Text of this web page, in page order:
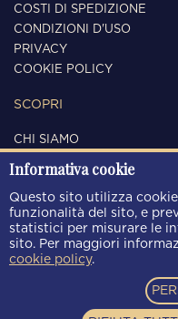
COSTI DI SPEDIZIONE
CONDIZIONI D'USO
PRIVACY
COOKIE POLICY
SCOPRI
CHI SIAMO
CONTATTI
SEGUICI
Informativa cookie
Questo sito utilizza
funzionalità del sito, e
statistici per misurare le
sito. Per maggiori
cookie policy.